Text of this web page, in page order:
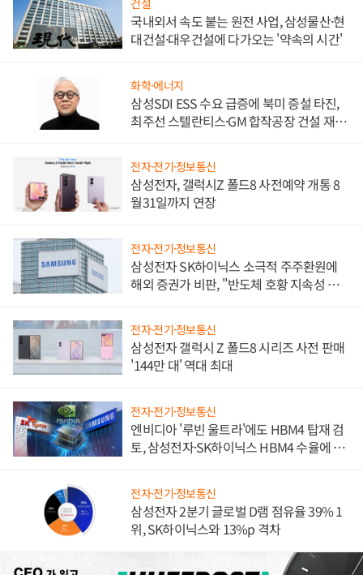
국내외서 속도 붙는 원전 사업, 삼성물산·현
대건설·대우건설에 다가오는 '약속의 시간'
화학·에너지
삼성SDI ESS 수요 급증에 북미 증설 타진,
최주선 스텔란티스·GM 합작공장 건설 재추
전자·전기·정보통신
삼성전자, 갤럭시Z 폴드8 사전예약 개통 8
월31일까지 연장
전자·전기·정보통신
삼성전자 SK하이닉스 소극적 주주환원에
해외 증권가 비판, "반도체 호황 지속성 의
전자·전기·정보통신
삼성전자 갤럭시 Z 폴드8 시리즈 사전 판매
'144만 대' 역대 최대
전자·전기·정보통신
엔비디아 '루빈 울트라'에도 HBM4 탑재 검
토, 삼성전자·SK하이닉스 HBM4 수율에 주
전자·전기·정보통신
삼성전자 2분기 글로벌 D램 점유율 39% 1
위, SK하이닉스와 13%p 격차